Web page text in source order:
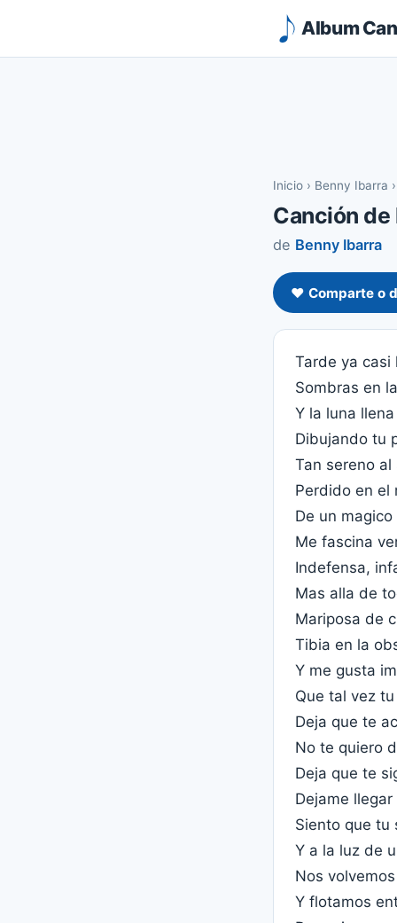
Album
Inicio › Benny Ibarra
Canción de
de Benny Ibarra
❤️ Comparte o
Tarde ya casi
Sombras en
Y la luna llena
Dibujando tu
Tan sereno al
Perdido en el
De un
Me fascina
Indefensa,
Mas alla de
Mariposa de
Tibia en la
Y me gusta
Que tal vez
Deja que te
No te quiero
Deja que te
Dejame
Siento que tu
Y a la luz de
Nos
Y flotamos